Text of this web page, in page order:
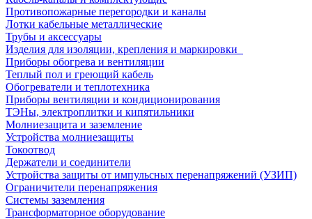
Противопожарные перегородки и каналы
Лотки кабельные металлические
Трубы и аксессуары
Изделия для изоляции, крепления и маркировки
Приборы обогрева и вентиляции
Теплый пол и греющий кабель
Обогреватели и теплотехника
Приборы вентиляции и кондиционирования
ТЭНы, электроплитки и кипятильники
Молниезащита и заземление
Устройства молниезащиты
Токоотвод
Держатели и соединители
Устройства защиты от импульсных перенапряжений (УЗИП)
Ограничители перенапряжения
Системы заземления
Трансформаторное оборудование